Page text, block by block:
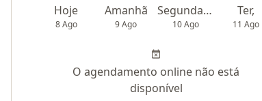
Hoje
8 Ago
Amanhã
9 Ago
Segunda-feira
10 Ago
Ter,
11 Ago
O agendamento online não está
disponível